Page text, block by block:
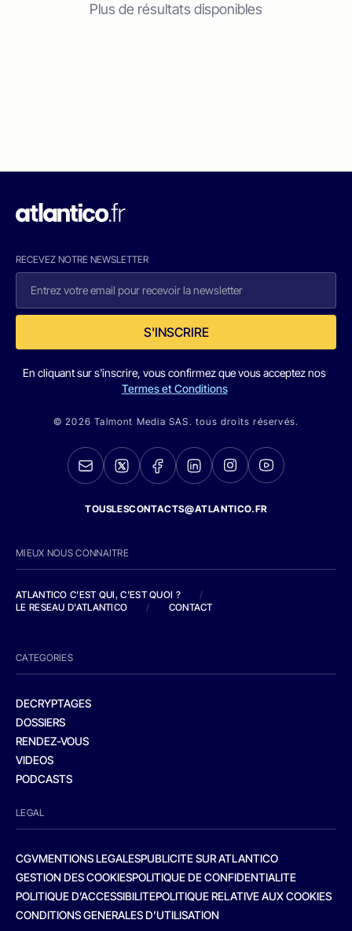
Plus de résultats disponibles
RECEVEZ NOTRE NEWSLETTER
S'INSCRIRE
En cliquant sur s'inscrire, vous confirmez que vous acceptez nos
Termes et Conditions
© 2026 Talmont Media SAS. tous droits réservés.
TOUSLESCONTACTS@ATLANTICO.FR
MIEUX NOUS CONNAITRE
ATLANTICO C'EST QUI, C'EST QUOI ?
/
LE RESEAU D'ATLANTICO
/ CONTACT
CATEGORIES
DECRYPTAGES
DOSSIERS
RENDEZ-VOUS
VIDEOS
PODCASTS
LEGAL
CGVMENTIONS LEGALESPUBLICITE SUR ATLANTICO
GESTION DES COOKIESPOLITIQUE DE CONFIDENTIALITE
POLITIQUE D’ACCESSIBILITEPOLITIQUE RELATIVE AUX COOKIES
CONDITIONS GENERALES D’UTILISATION